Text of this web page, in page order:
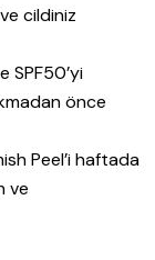
cildiniz
SPF50’yi
önce
Peel’i haftada
ve